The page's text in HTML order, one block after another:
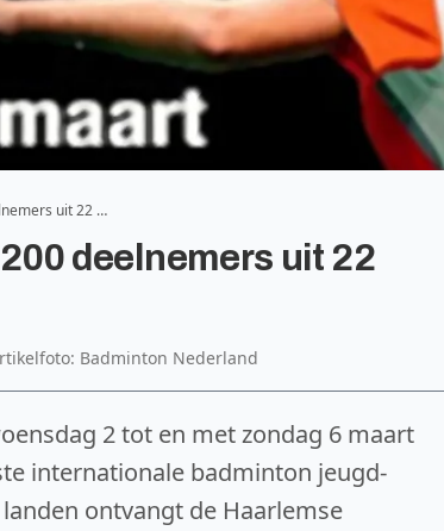
uit 22 …
deelnemers uit 22
Badminton Nederland
2 tot en met zondag 6 maart
internationale badminton jeugd-
ontvangt de Haarlemse